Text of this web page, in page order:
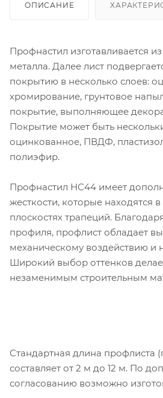
ОПИСАНИЕ
Профнастил изготавливается
металла. Далее лист
покрытию в несколько слоев:
хромирование, грунтовое
покрытие, выполняющее
Покрытие может быть
оцинкованное, ПВДФ,
полиэфир.
Профнастил НС44 имеет
жесткости, которые находятся
плоскостях трапеций.
профиля, профлист обладает
механическому воздействию и
Широкий выбор оттенков
незаменимым строительным
Стандартная длина профлиста
составляет от 2 м до 12 м. По
согласованию возможно